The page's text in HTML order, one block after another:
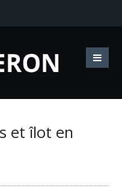
et îlot en